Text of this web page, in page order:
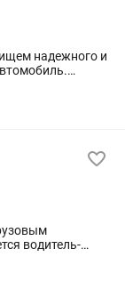
надежного и
(термобудка).